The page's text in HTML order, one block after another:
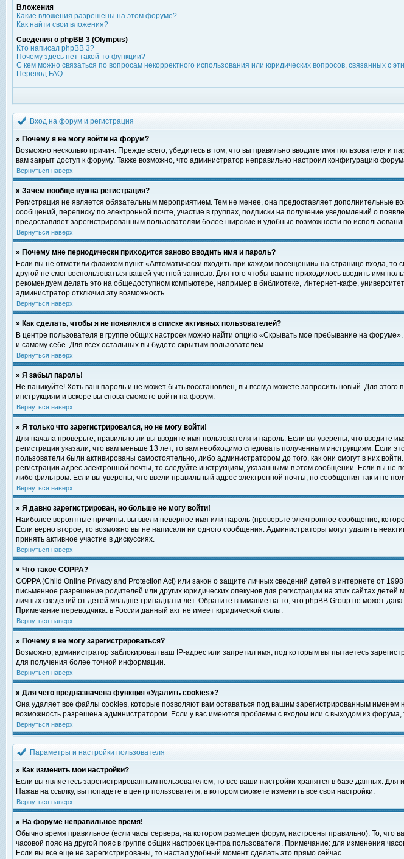
Вложения
Какие вложения разрешены на этом форуме?
Как найти свои вложения?
Сведения о phpBB 3 (Olympus)
Кто написал phpBB 3?
Почему здесь нет такой-то функции?
С кем можно связаться по вопросам некорректного использования или юридических вопросов, связанных с
Перевод FAQ
Вход на форум и регистрация
» Почему я не могу войти на форум?
Возможно несколько причин. Прежде всего, убедитесь в том, что вы правильно вводите имя пользователя
вам закрыт доступ к форуму. Также возможно, что администратор неправильно настроил конфигурацию
Вернуться наверх
» Зачем вообще нужна регистрация?
Регистрация не является обязательным мероприятием. Тем не менее, она предоставляет дополнительные
сообщений, переписку по электронной почте, участие в группах, подписки на получение уведомлений о
предоставляет зарегистрированным пользователям более широкие и удобные возможности по
Вернуться наверх
» Почему мне периодически приходится заново вводить имя и пароль?
Если вы не отметили флажком пункт «Автоматически входить при каждом посещении» на странице входа,
другой не смог воспользоваться вашей учетной записью. Для того чтобы вам не приходилось вводить имя
рекомендуем делать это на общедоступном компьютере, например в библиотеке, Интернет-кафе,
администратор отключил эту возможность.
Вернуться наверх
» Как сделать, чтобы я не появлялся в списке активных пользователей?
В центре пользователя в группе общих настроек можно найти опцию «Скрывать мое пребывание на
и самому себе. Для всех остальных вы будете скрытым пользователем.
Вернуться наверх
» Я забыл пароль!
Не паникуйте! Хоть ваш пароль и не может быть восстановлен, вы всегда можете запросить новый. Для
инструкциям и вскоре вы снова сможете войти на форум.
Вернуться наверх
» Я только что зарегистрировался, но не могу войти!
Для начала проверьте, правильно ли вы вводите имя пользователя и пароль. Если вы уверены, что вводите
регистрации указали, что вам меньше 13 лет, то вам необходимо следовать полученным инструкциям. Если
пользователи были активированы самостоятельно, либо администратором до того, как они смогут в них
регистрации адрес электронной почты, то следуйте инструкциям, указанными в этом сообщении. Если вы
либо фильтром. Если вы уверены, что ввели правильный адрес электронной почты, но сообщения так и не
Вернуться наверх
» Я давно зарегистрирован, но больше не могу войти!
Наиболее вероятные причины: вы ввели неверное имя или пароль (проверьте электронное сообщение,
Если верно второе, то возможно вы не написали ни одного сообщения. Администраторы могут удалять
принять активное участие в дискуссиях.
Вернуться наверх
» Что такое COPPA?
COPPA (Child Online Privacy and Protection Act) или закон о защите личных сведений детей в интернете от
письменное разрешение родителей или других юридических опекунов для регистрации на этих сайтах
личных сведений от детей младше тринадцати лет. Обратите внимание на то, что phpBB Group не может
Примечание переводчика: в России данный акт не имеет юридической силы.
Вернуться наверх
» Почему я не могу зарегистрироваться?
Возможно, администратор заблокировал ваш IP-адрес или запретил имя, под которым вы пытаетесь
для получения более точной информации.
Вернуться наверх
» Для чего предназначена функция «Удалить cookies»?
Она удаляет все файлы cookies, которые позволяют вам оставаться под вашим зарегистрированным
возможность разрешена администратором. Если у вас имеются проблемы с входом или с выходом из
Вернуться наверх
Параметры и настройки пользователя
» Как изменить мои настройки?
Если вы являетесь зарегистрированным пользователем, то все ваши настройки хранятся в базе данных.
Нажав на ссылку, вы попадете в центр пользователя, в котором сможете изменить все свои настройки.
Вернуться наверх
» На форуме неправильное время!
Обычно время правильное (если часы сервера, на котором размещен форум, настроены правильно). То,
часовой пояс на другой пояс в группе общих настроек центра пользователя. Примечание: для изменения
Если вы все еще не зарегистрированы, то настал удобный момент сделать это прямо сейчас.